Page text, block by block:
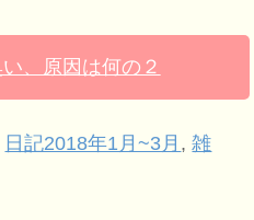
、原因は何の２
日記2018年1月~3月 ,雑